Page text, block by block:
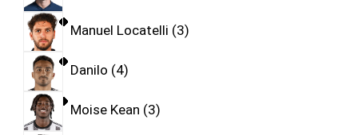
Manuel Locatelli 3
Danilo 4
Moise Kean 3